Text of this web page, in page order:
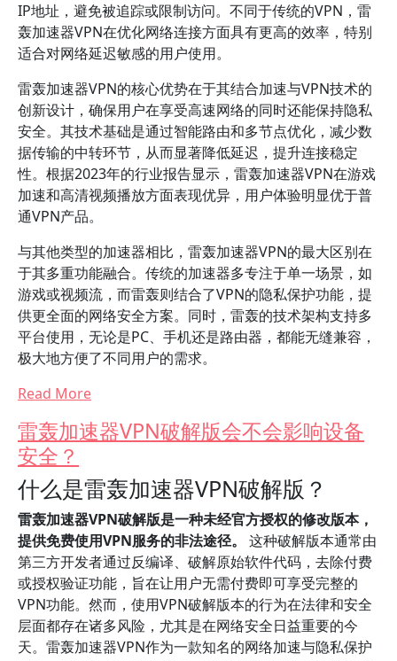
IP地址，避免被追踪或限制访问。不同于传统的VPN，雷
轰加速器VPN在优化网络连接方面具有更高的效率，特别
适合对网络延迟敏感的用户使用。
雷轰加速器VPN的核心优势在于其结合加速与VPN技术的
创新设计，确保用户在享受高速网络的同时还能保持隐私
安全。其技术基础是通过智能路由和多节点优化，减少数
据传输的中转环节，从而显著降低延迟，提升连接稳定
性。根据2023年的行业报告显示，雷轰加速器VPN在游戏
加速和高清视频播放方面表现优异，用户体验明显优于普
通VPN产品。
与其他类型的加速器相比，雷轰加速器VPN的最大区别在
于其多重功能融合。传统的加速器多专注于单一场景，如
游戏或视频流，而雷轰则结合了VPN的隐私保护功能，提
供更全面的网络安全方案。同时，雷轰的技术架构支持多
平台使用，无论是PC、手机还是路由器，都能无缝兼容，
极大地方便了不同用户的需求。
Read More
雷轰加速器VPN破解版会不会影响设备
安全？
什么是雷轰加速器VPN破解版？
雷轰加速器VPN破解版是一种未经官方授权的修改版本，
提供免费使用VPN服务的非法途径。
这种破解版本通常由
第三方开发者通过反编译、破解原始软件代码，去除付费
或授权验证功能，旨在让用户无需付费即可享受完整的
VPN功能。然而，使用VPN破解版本的行为在法律和安全
层面都存在诸多风险，尤其是在网络安全日益重要的今
天。雷轰加速器VPN作为一款知名的网络加速与隐私保护